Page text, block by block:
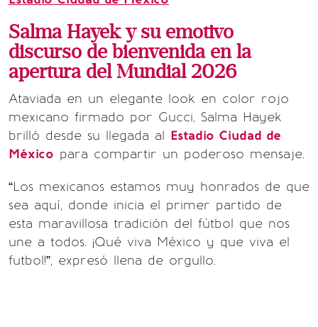
Salma Hayek y su emotivo
discurso de bienvenida en la
apertura del Mundial 2026
Ataviada en un elegante look en color rojo
mexicano firmado por Gucci, Salma Hayek
brilló desde su llegada al Estadio Ciudad de
México para compartir un poderoso mensaje.
“Los mexicanos estamos muy honrados de que
sea aquí, donde inicia el primer partido de
esta maravillosa tradición del fútbol que nos
une a todos. ¡Qué viva México y que viva el
futbol!”, expresó llena de orgullo.